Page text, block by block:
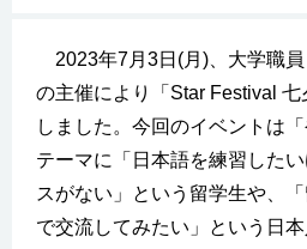
2023年7月3日(月)、大学職員
の主催により「Star Festival
しました。今回のイベントは
テーマに「日本語を練習した
スがない」という留学生や、
で交流してみたい」という日